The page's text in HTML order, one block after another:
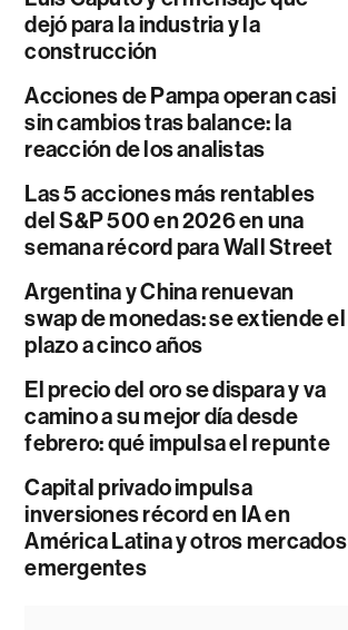
dejó para la industria y la
construcción
Acciones de Pampa operan casi
sin cambios tras balance: la
reacción de los analistas
Las 5 acciones más rentables
del S&P 500 en 2026 en una
semana récord para Wall Street
Argentina y China renuevan
swap de monedas: se extiende el
plazo a cinco años
El precio del oro se dispara y va
camino a su mejor día desde
febrero: qué impulsa el repunte
Capital privado impulsa
inversiones récord en IA en
América Latina y otros mercados
emergentes